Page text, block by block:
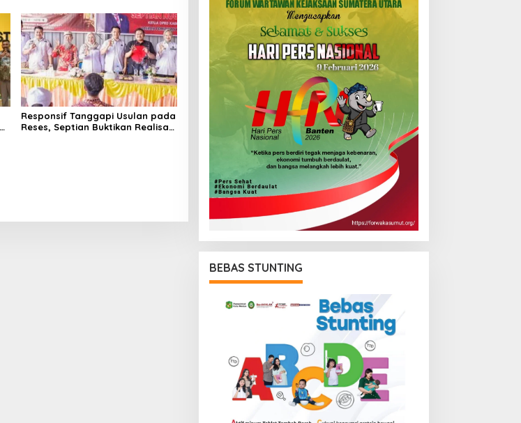
Responsif Tanggapi Usulan pada
Reses, Septian Buktikan Realisasi
BEBAS STUNTING